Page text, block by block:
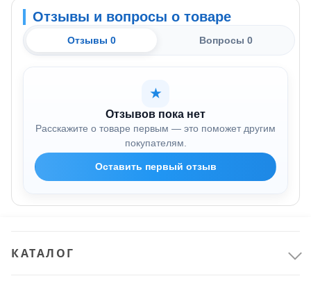
Отзывы и вопросы о товаре
Отзывы 0 Вопросы 0
★
Отзывов пока нет
Расскажите о товаре первым — это поможет другим
покупателям.
Оставить первый отзыв
КАТАЛОГ